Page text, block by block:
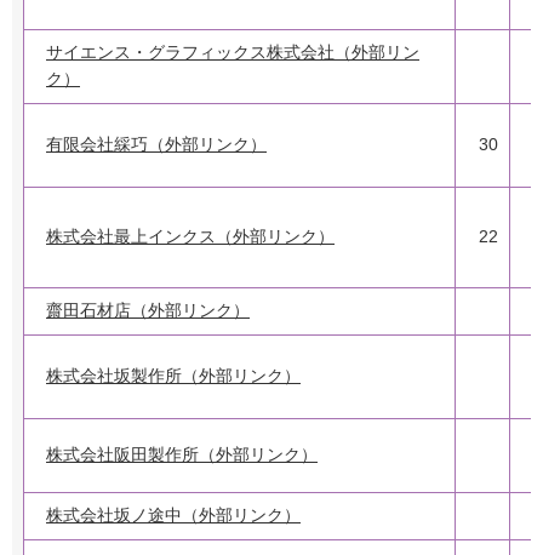
サイエンス・グラフィックス株式会社（外部リン
ク）
有限会社綵巧（外部リンク） 30
株式会社最上インクス（外部リンク） 22
齋田石材店（外部リンク）
株式会社坂製作所（外部リンク）
株式会社阪田製作所（外部リンク）
株式会社坂ノ途中（外部リンク）